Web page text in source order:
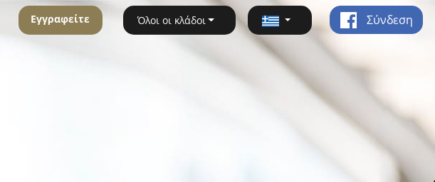
Εγγραφείτε Όλοι οι κλάδοι Σύνδεση